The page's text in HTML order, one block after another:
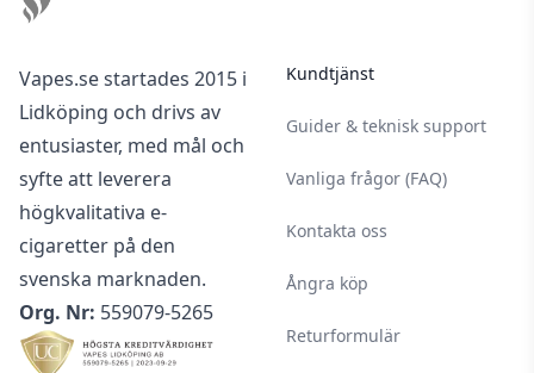
Vapes.se startades 2015 i
Lidköping och drivs av
entusiaster, med mål och
syfte att leverera
högkvalitativa e-
cigaretter på den
svenska marknaden.
Org. Nr: 559079-5265
Kundtjänst
Guider & teknisk support
Vanliga frågor (FAQ)
Kontakta oss
Ångra köp
Returformulär